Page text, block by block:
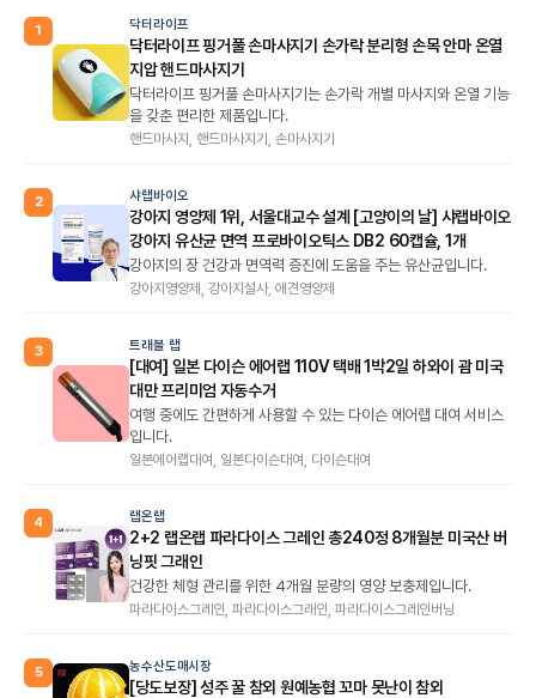
1 닥터라이프
닥터라이프 핑거풀 손마사지기 손가락 분리형 손목 안마 온열
지압 핸드마사지기
닥터라이프 핑거풀 손마사지기는 손가락 개별 마사지와 온열 기능
을 갖춘 편리한 제품입니다.
핸드마사지, 핸드마사지기, 손마사지기
2 샤랩바이오
강아지 영양제 1위, 서울대교수 설계 [고양이의 날] 샤랩바이오
강아지 유산균 면역 프로바이오틱스 DB2 60캡슐, 1개
강아지의 장 건강과 면역력 증진에 도움을 주는 유산균입니다.
강아지영양제, 강아지설사, 애견영양제
3 트래블 랩
[대여] 일본 다이슨 에어랩 110V 택배 1박2일 하와이 괌 미국
대만 프리미엄 자동수거
여행 중에도 간편하게 사용할 수 있는 다이슨 에어랩 대여 서비스
입니다.
일본에어랩대여, 일본다이슨대여, 다이슨대여
4 랩온랩
2+2 랩온랩 파라다이스 그레인 총240정 8개월분 미국산 버
닝핏 그래인
건강한 체형 관리를 위한 4개월 분량의 영양 보충제입니다.
파라다이스그레인, 파라다이스그래인, 파라다이스그레인버닝
5 농수산도매시장
[당도보장] 성주 꿀 참외 원예농협 꼬마 못난이 참외